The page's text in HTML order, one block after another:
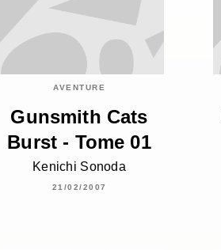
AVENTURE
Gunsmith Cats
Burst - Tome 01
Kenichi Sonoda
21/02/2007